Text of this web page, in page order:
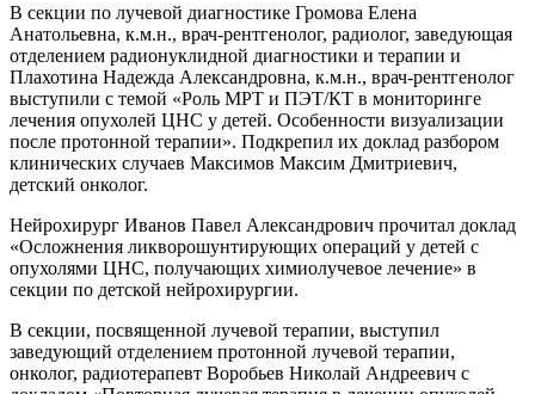
В секции по лучевой диагностике Громова Елена
Анатольевна, к.м.н., врач-рентгенолог, радиолог, заведующая
отделением радионуклидной диагностики и терапии и
Плахотина Надежда Александровна, к.м.н., врач-рентгенолог
выступили с темой «Роль МРТ и ПЭТ/КТ в мониторинге
лечения опухолей ЦНС у детей. Особенности визуализации
после протонной терапии». Подкрепил их доклад разбором
клинических случаев Максимов Максим Дмитриевич,
детский онколог.
Нейрохирург Иванов Павел Александрович прочитал доклад
«Осложнения ликворошунтирующих операций у детей с
опухолями ЦНС, получающих химиолучевое лечение» в
секции по детской нейрохирургии.
В секции, посвященной лучевой терапии, выступил
заведующий отделением протонной лучевой терапии,
онколог, радиотерапевт Воробьев Николай Андреевич с